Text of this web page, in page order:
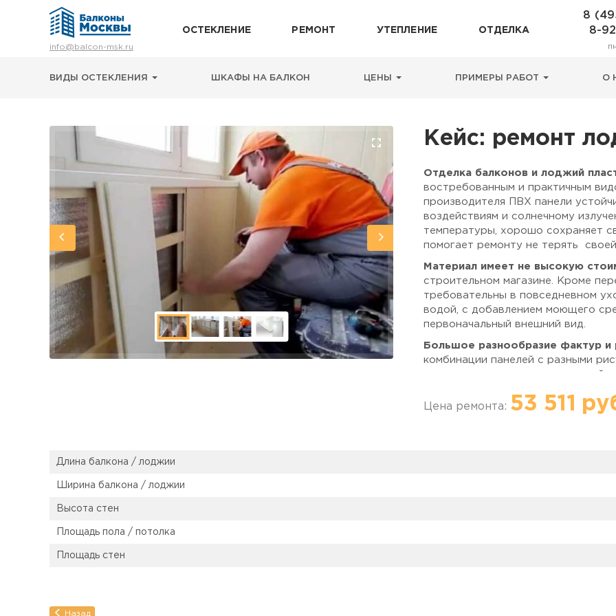
info@balcon-msk.ru
ОСТЕКЛЕНИЕ РЕМОНТ УТЕПЛЕНИЕ ОТДЕЛКА
8
8-
ВИДЫ ОСТЕКЛЕНИЯ ШКАФЫ НА БАЛКОН ЦЕНЫ ПРИМЕРЫ РАБОТ О
Остекление
Утепление
Шкафы на балкон
Примеры работ
Статьи и байки
8 (495) 663-54-79
8-929-637-24-04
ВЫЗВАТЬ ЗАМЕРЩИКА
г. Москва, просп. Мира, 211 корп.2
Назад
Кейс: ремонт
Отделка балконов и лоджий
востребованным и практичным
производителя ПВХ панели
воздействиям и солнечному
температуры, хорошо сохраняет
помогает ремонту не терять
Материал имеет не высокую
строительном магазине. Кроме
требовательны в повседневном
водой, с добавлением моющего
первоначальный внешний вид.
Большое разнообразие фактур и
комбинации панелей с разными
создания индивидуального
Компания Балконы Москвы
вагонкой, гипсокартоном,
Цена ремонта: 53 511
Длина балкона / лоджии
Ширина балкона / лоджии
Высота стен
Площадь пола / потолка
Площадь стен